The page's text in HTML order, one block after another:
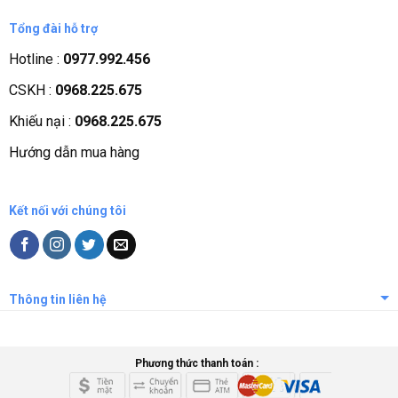
Giới thiệu công ty
Tầm nhìn sứ mệnh
Quá trình phát triển
Các chứng nhận
Liên hệ, góp ý
Tổng đài hỗ trợ
Hotline : 0977.992.456
CSKH : 0968.225.675
Khiếu nại : 0968.225.675
Hướng dẫn mua hàng
Kết nối với chúng tôi
Thông tin liên hệ
Phương thức thanh toán :